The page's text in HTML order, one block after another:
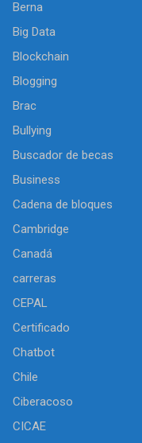
Berna
Big Data
Blockchain
Blogging
Brac
Bullying
Buscador de becas
Business
Cadena de bloques
Cambridge
Canadá
carreras
CEPAL
Certificado
Chatbot
Chile
Ciberacoso
CICAE